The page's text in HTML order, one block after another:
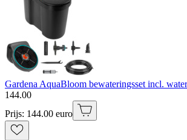
Gardena AquaBloom bewateringsset incl.
144.00
Prijs: 144.00 euro